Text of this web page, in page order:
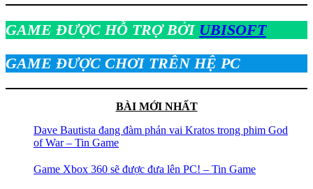
GAME ĐƯỢC HỖ TRỢ BỞI UBISOFT
GAME ĐƯỢC CHƠI TRÊN HỆ PC
BÀI MỚI NHẤT
Dave Bautista đang đàm phán vai Kratos trong phim God
of War – Tin Game
Game Xbox 360 sẽ được đưa lên PC! – Tin Game